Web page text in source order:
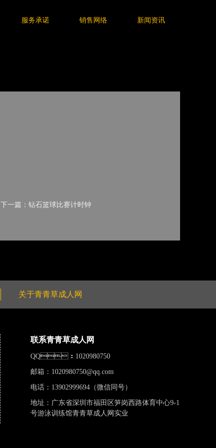
服务承诺 销售网络 新闻资讯
下一篇：钻石篮球比赛计时钟
关于青青草成人网
联系青青草成人网
QQ：1020980750
邮箱： 1020980750@qq.com
电话：13902999694（微信同号）
地址：广东省深圳市福田区笋岗西路体育中心9-1
号游泳训练馆青青草成人网实业